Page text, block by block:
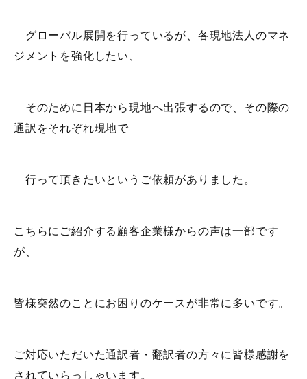
グローバル展開を行っているが、各現地法人のマネ
ジメントを強化したい、
そのために日本から現地へ出張するので、その際の
通訳をそれぞれ現地で
行って頂きたいというご依頼がありました。
こちらにご紹介する顧客企業様からの声は一部です
が、
皆様突然のことにお困りのケースが非常に多いです。
ご対応いただいた通訳者・翻訳者の方々に皆様感謝を
されていらっしゃいます。